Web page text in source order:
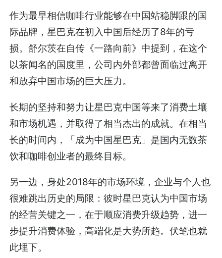
作为最早相信咖啡行业能够在中国站稳脚跟的国
际品牌，星巴克在初入中国后经历了8年的亏
损。舒尔茨在自传《一路向前》中提到，在这个
以茶闻名的国度里，公司内外部都曾面临过离开
和放弃中国市场的巨大压力。
长期的坚持和努力让星巴克中国等来了消费土壤
和市场机遇，并取得了相当杰出的成就。在相当
长的时间内，「成为中国星巴克」是国内无数茶
饮和咖啡创业者的最终目标。
另一边，身处2018年的市场环境，企业与个人也
很难跳出历史的局限：彼时星巴克认为中国市场
的经营关键之一，在于顺应消费升级趋势，进一
步提升消费体验，高端化是大势所趋。伏笔也就
此埋下。